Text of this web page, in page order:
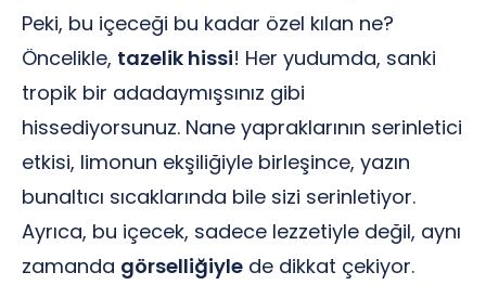
Peki, bu içeceği bu kadar özel kılan ne?
Öncelikle, tazelik hissi! Her yudumda, sanki
tropik bir adadaymışsınız gibi
hissediyorsunuz. Nane yapraklarının serinletici
etkisi, limonun ekşiliğiyle birleşince, yazın
bunaltıcı sıcaklarında bile sizi serinletiyor.
Ayrıca, bu içecek, sadece lezzetiyle değil, aynı
zamanda görselliğiyle de dikkat çekiyor.